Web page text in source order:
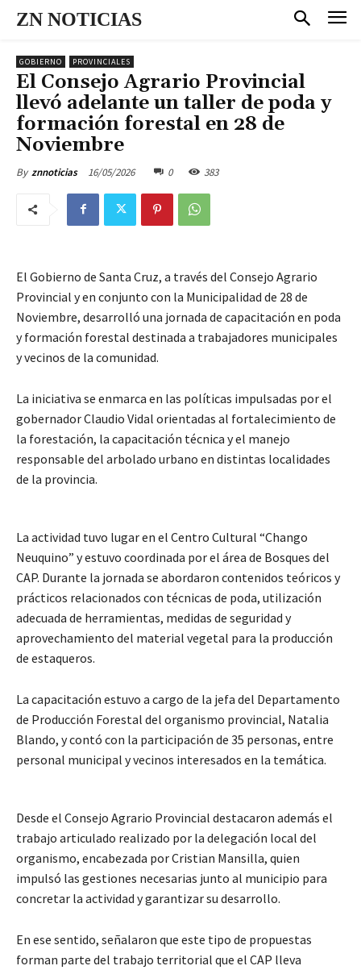
ZN NOTICIAS
GOBIERNO PROVINCIALES
El Consejo Agrario Provincial
llevó adelante un taller de poda y
formación forestal en 28 de
Noviembre
By znnoticias 16/05/2026 0 383
El Gobierno de Santa Cruz, a través del Consejo Agrario
Provincial y en conjunto con la Municipalidad de 28 de
Noviembre, desarrolló una jornada de capacitación en poda
y formación forestal destinada a trabajadores municipales
y vecinos de la comunidad.
La iniciativa se enmarca en las políticas impulsadas por el
gobernador Claudio Vidal orientadas al fortalecimiento de
la forestación, la capacitación técnica y el manejo
responsable del arbolado urbano en distintas localidades
de la provincia.
La actividad tuvo lugar en el Centro Cultural “Chango
Neuquino” y estuvo coordinada por el área de Bosques del
CAP. Durante la jornada se abordaron contenidos teóricos y
prácticos relacionados con técnicas de poda, utilización
adecuada de herramientas, medidas de seguridad y
aprovechamiento del material vegetal para la producción
de estaqueros.
La capacitación estuvo a cargo de la jefa del Departamento
de Producción Forestal del organismo provincial, Natalia
Blando, y contó con la participación de 35 personas, entre
personal municipal y vecinos interesados en la temática.
Desde el Consejo Agrario Provincial destacaron además el
trabajo articulado realizado por la delegación local del
organismo, encabezada por Cristian Mansilla, quien
impulsó las gestiones necesarias junto al municipio para
concretar la actividad y garantizar su desarrollo.
En ese sentido, señalaron que este tipo de propuestas
forman parte del trabajo territorial que el CAP lleva